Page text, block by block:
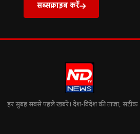
सब्सक्राइब करें
हर सुबह सबसे पहले खबरें। देश-विदेश की ताज़ा, सटीक